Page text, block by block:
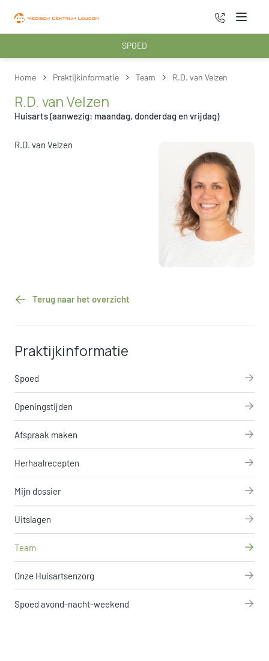
Menu
070 - 222
SPOED
Home Praktijkinformatie Team R.D. van Velzen
R.D. van Velzen
Huisarts (aanwezig: maandag, donderdag en vrijdag)
R.D. van Velzen
Terug naar het overzicht
Praktijkinformatie
Spoed
Openingstijden
Afspraak maken
Herhaalrecepten
Mijn dossier
Uitslagen
Team
Onze Huisartsenzorg
Spoed avond-nacht-weekend